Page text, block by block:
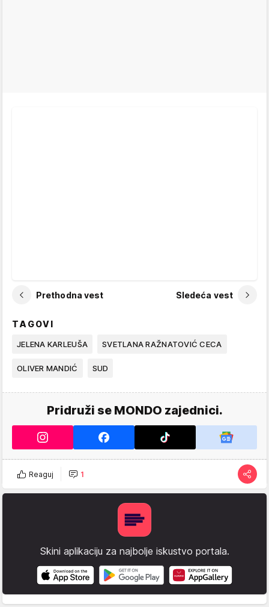
Prethodna vest Sledeća vest
TAGOVI
JELENA KARLEUŠA SVETLANA RAŽNATOVIĆ CECA
OLIVER MANDIĆ SUD
Pridruži se MONDO zajednici.
Reaguj 1
Skini aplikaciju za najbolje iskustvo portala.